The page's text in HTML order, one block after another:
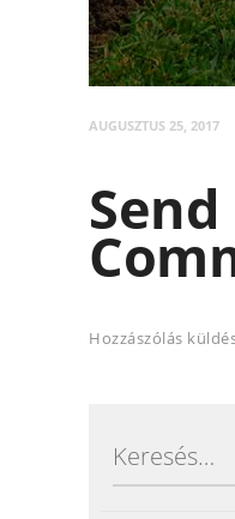
AUGUSZTUS 25, 2017
Send
Hozzászólás